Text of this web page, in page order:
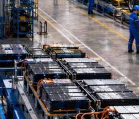
artış ve azalan maliyet
yönlendirirken, Çinli XCMG
başlayacağını duyurdu. 270 milyon
bin TL) yatırımla hayata
pazarında kartların yeniden